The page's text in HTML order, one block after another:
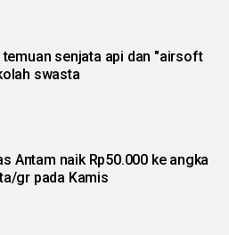
senjata api dan "airsoft
swasta
Antam naik Rp50.000 ke angka
gr pada Kamis